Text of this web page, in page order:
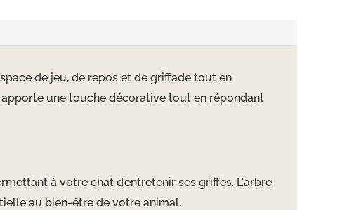
de jeu, de repos et de griffade tout en
une touche décorative tout en répondant
à votre chat d’entretenir ses griffes. L'arbre
au bien-être de votre animal.